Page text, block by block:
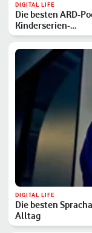
DIGITAL LIFE
Die besten ARD-
Kinderserien-…
DIGITAL LIFE
Die besten
Alltag